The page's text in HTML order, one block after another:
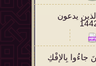
يدعون
جاءُوا بِالإفْكِ